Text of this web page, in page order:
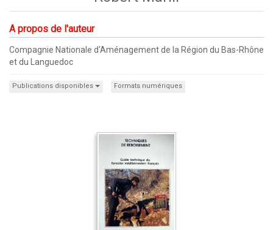
A propos de l'auteur
Compagnie Nationale d'Aménagement de la Région du Bas-Rhône
et du Languedoc
Publications disponibles Formats numériques